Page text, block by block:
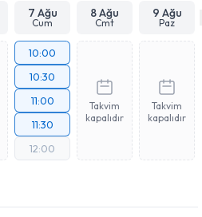
7 Ağu
Cum
8 Ağu
Cmt
9 Ağu
Paz
10:00
10:30
11:00
11:30
12:00
Takvim
kapalıdır
Takvim
kapalıdır